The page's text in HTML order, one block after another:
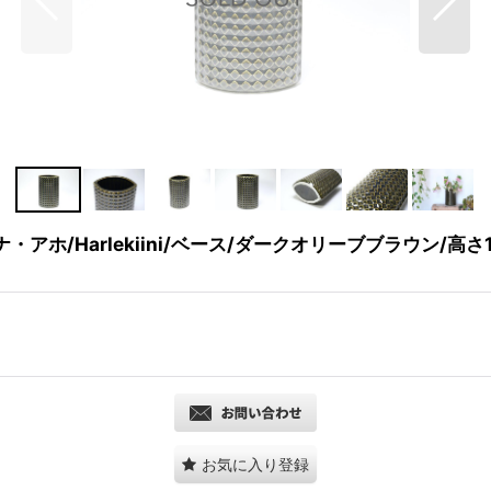
アホ/Harlekiini/ベース/ダークオリーブブラウン/高さ
お気に入り登録